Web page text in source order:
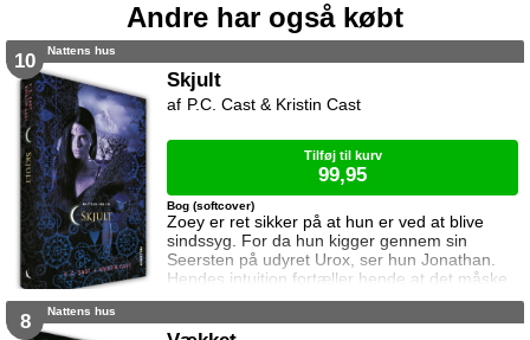
Andre har også købt
10 Nattens hus
Skjult
Zoey er ret sikker på at hun er ved at blive
sindssyg. For da hun kigger gennem sin
Seersten på udyret Urox, ser hun Jonathan.
Hendes intuition fortæller hende at det måske
er nøglen til at besejre Mørke. Men tager hun
står hende nærmest, livet. Neferets ondskab
Bog (softcover)
P.C. Cast & Kristin Cast
Tilføj til kurv
99,95
8 Nattens hus